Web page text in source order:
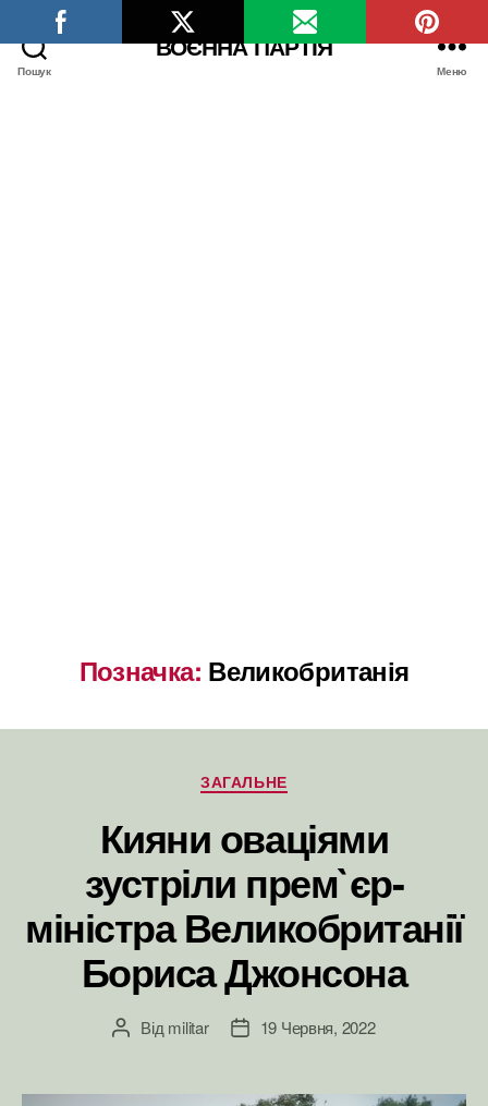
Пошук
ВОЄННА ПАРТІЯ
Меню
Позначка: Великобританія
Категорії
ЗАГАЛЬНЕ
Кияни оваціями
зустріли прем`єр-
міністра Великобританії
Бориса Джонсона
Автор
Від militar
Дата19 Червня, 2022